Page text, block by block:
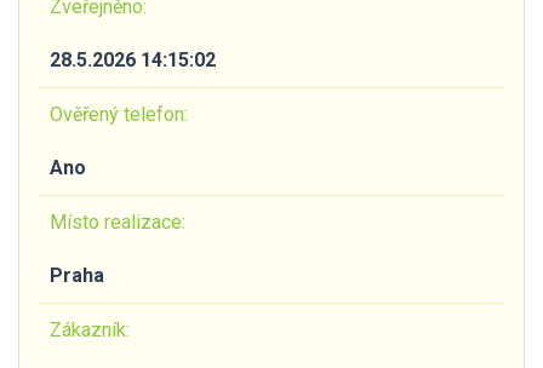
Zveřejněno:
28.5.2026 14:15:02
Ověřený telefon:
Ano
Místo realizace:
Praha
Zákazník: